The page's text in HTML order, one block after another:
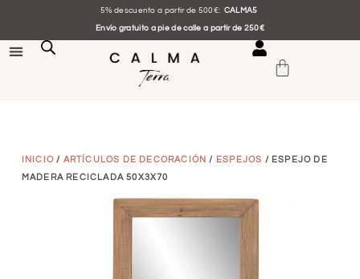
5% descuento a partir de 500€: CALMA5
Envío gratuito a pie de calle a partir de 250€
INICIO / ARTÍCULOS DE DECORACIÓN / ESPEJOS / ESPEJO DE
MADERA RECICLADA 50X3X70